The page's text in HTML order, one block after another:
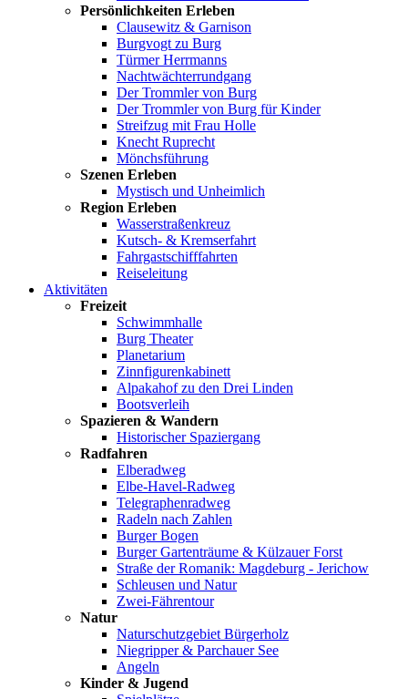
Persönlichkeiten Erleben
Clausewitz & Garnison
Burgvogt zu Burg
Türmer Herrmanns
Nachtwächterrundgang
Der Trommler von Burg
Der Trommler von Burg für Kinder
Streifzug mit Frau Holle
Knecht Ruprecht
Mönchsführung
Szenen Erleben
Mystisch und Unheimlich
Region Erleben
Wasserstraßenkreuz
Kutsch- & Kremserfahrt
Fahrgastschifffahrten
Reiseleitung
Aktivitäten
Freizeit
Schwimmhalle
Burg Theater
Planetarium
Zinnfigurenkabinett
Alpakahof zu den Drei Linden
Bootsverleih
Spazieren & Wandern
Historischer Spaziergang
Radfahren
Elberadweg
Elbe-Havel-Radweg
Telegraphenradweg
Radeln nach Zahlen
Burger Bogen
Burger Gartenträume & Külzauer Forst
Straße der Romanik: Magdeburg - Jerichow
Schleusen und Natur
Zwei-Fährentour
Natur
Naturschutzgebiet Bürgerholz
Niegripper & Parchauer See
Angeln
Kinder & Jugend